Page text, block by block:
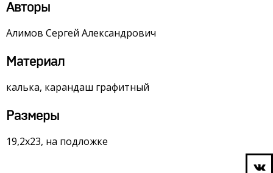
Авторы
Алимов Сергей Александрович
Материал
калька, карандаш графитный
Размеры
19,2х23, на подложке